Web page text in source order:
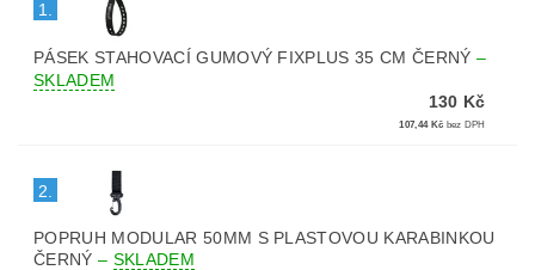
1.
PÁSEK STAHOVACÍ GUMOVÝ FIXPLUS 35 CM ČERNÝ –
SKLADEM
130 Kč
107,44 Kč bez DPH
2.
POPRUH MODULAR 50MM S PLASTOVOU KARABINKOU
ČERNÝ– SKLADEM